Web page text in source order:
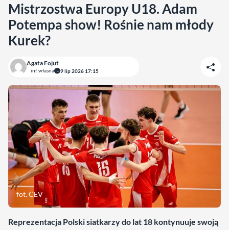
Mistrzostwa Europy U18. Adam
Potempa show! Rośnie nam młody
Kurek?
Agata Fojut
inf. własna 9 lip 2026 17:15
fot. CEV
Reprezentacja Polski siatkarzy do lat 18 kontynuuje swoją